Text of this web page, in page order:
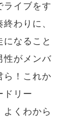
ライブをす
わりに、
なること
性がメンバ
ら！これか
ドリー
よくわから